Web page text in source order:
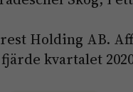
Holding AB.
kvartalet